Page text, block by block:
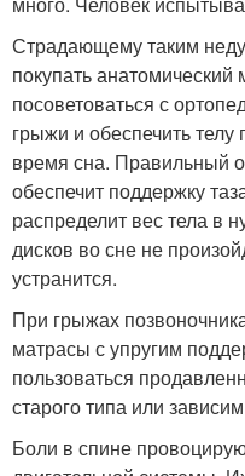
Страдающему таким
покупать
посоветоваться с
грыжи и обеспечить
время сна. Правильный
обеспечит поддержку
распределит вес тела в
дисков во сне не
устранится.
При грыжах
матрасы с упругим
пользоваться
старого типа или
Боли в спине